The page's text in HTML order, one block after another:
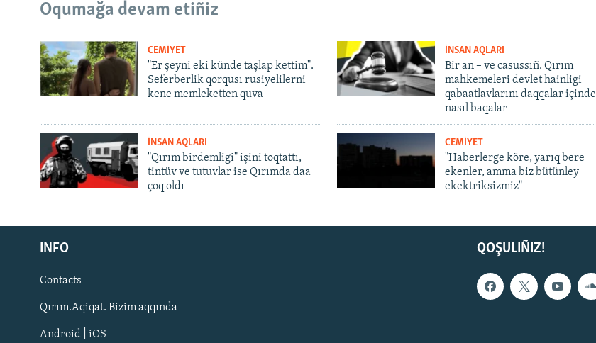
Русский
Українською
QOŞULIÑIZ!
Oqumağa devam etiñiz
CEMİYET
"Er şeyni eki künde taşlap kettim".
Seferberlik qorqusı rusiyelilerni
kene memleketten quva
İNSAN AQLARI
Bir an – ve casussıñ. Qırım
mahkemeleri devlet hainligi
qabaatlavlarını daqqalar içinde
nasıl baqalar
İNSAN AQLARI
"Qırım birdemligi" işini toqtattı,
tintüv ve tutuvlar ise Qırımda daa
çoq oldı
CEMİYET
"Haberlerge köre, yarıq bere
ekenler, amma biz bütünley
ekektriksizmiz"
QOŞULIÑIZ!
INFO
Contacts
Qırım.Aqiqat. Bizim aqqında
Android | iOS